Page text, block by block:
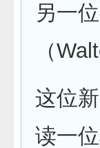
另一
（
这位
读一